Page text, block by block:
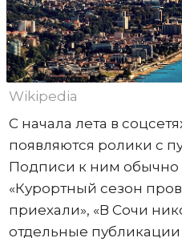
Wikipedia
С начала лета в
появляются ролики с
Подписи к ним обычно
«Курортный сезон
приехали», «В Сочи
отдельные